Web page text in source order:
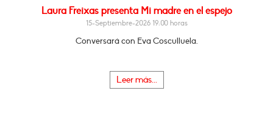
Laura Freixas presenta Mi madre en el espejo
15-Septiembre-2026 19:00 horas
Conversará con Eva Cosculluela.
Leer más...